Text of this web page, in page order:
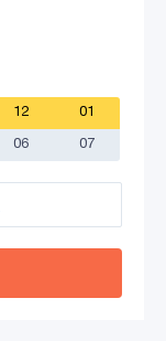
12 01
06 07